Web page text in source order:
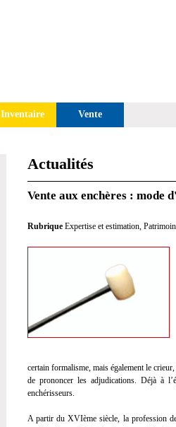
Inventaire Vente
Actualités
Vente aux enchères : mode
Rubrique Expertise et estimation,
certain formalisme, mais également le
de prononcer les adjudications. Déjà à
enchérisseurs.
A partir du XVIème siècle, la profession